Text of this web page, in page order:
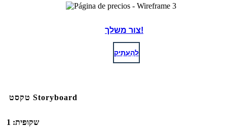
צור משלך!
לְהַעְתִיק
טקסט Storyboard
שקופית: 1